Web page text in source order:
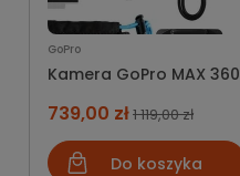
GoPro
Kamera GoPro MAX 360
739,00 zł1 119,00 zł
Do koszyka